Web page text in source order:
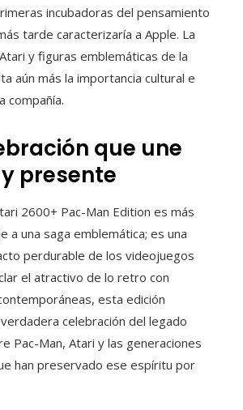
incubadoras del pensamiento
tarde caracterizaría a Apple. La
y figuras emblemáticas de la
aún más la importancia cultural e
compañía.
que une
presente
2600+ Pac-Man Edition es más
a una saga emblemática; es una
perdurable de los videojuegos
el atractivo de lo retro con
esta edición
celebración del legado
Pac-Man, Atari y las generaciones
han preservado ese espíritu por